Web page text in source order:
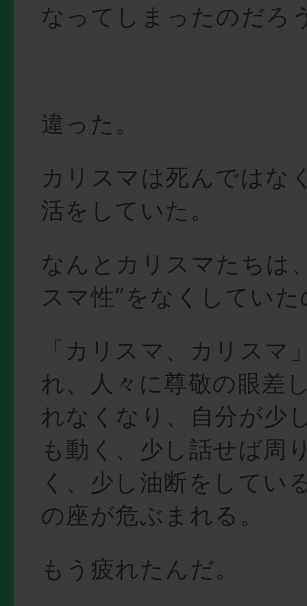
なってしまったのだろ
違った。
カリスマは死んではな
活をしていた。
なんとカリスマたちは
スマ性”をなくしてい
「カリスマ、カリスマ
れ、人々に尊敬の眼差
れなくなり、自分が少
も動く、少し話せば周
く、少し油断をしてい
の座が危ぶまれる。
もう疲れたんだ。